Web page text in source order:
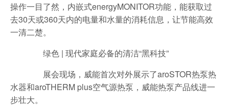
操作一目了然，内嵌式energyMONITOR功能，能获取过
去30天或360天内的电量和水量的消耗信息，让节能高效
一清二楚。
绿色 | 现代家庭必备的清洁“黑科技”
展会现场，威能首次对外展示了aroSTOR热泵热
水器和aroTHERM plus空气源热泵，威能热泵产品线进一
步壮大。